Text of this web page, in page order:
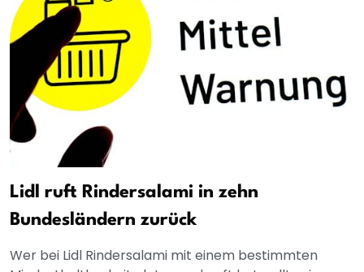
Lidl ruft Rindersalami in zehn
Bundesländern zurück
Wer bei Lidl Rindersalami mit einem bestimmten